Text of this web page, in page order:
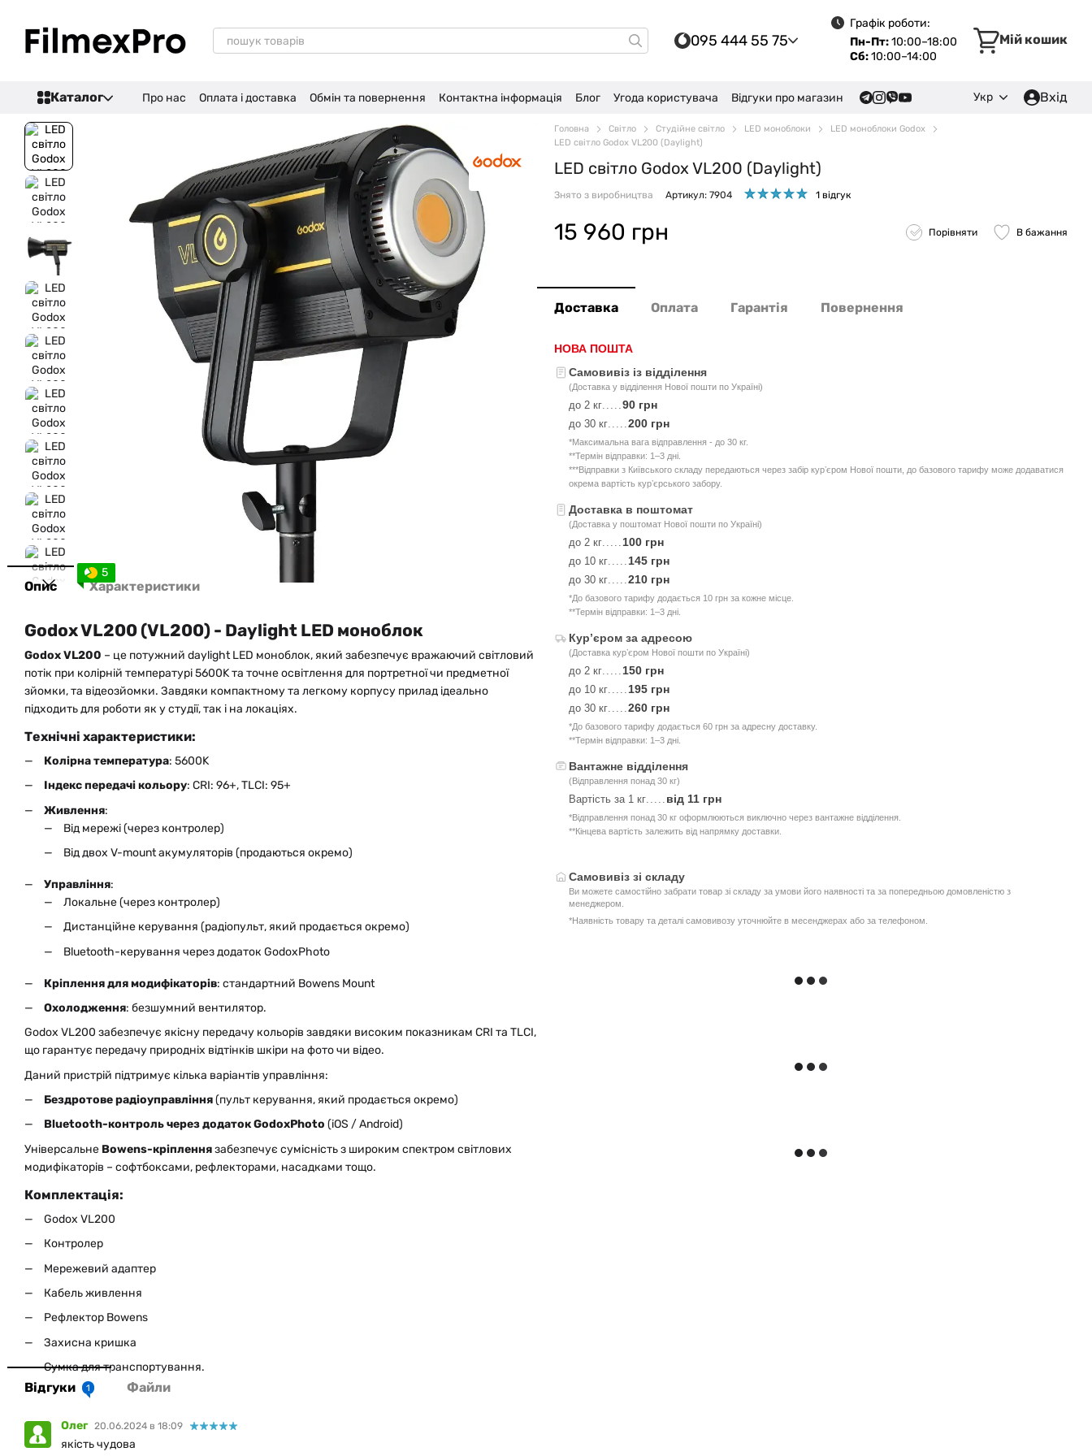
095 444 55 75
Графік роботи:
Пн-Пт:10:00–18:00
Сб:10:00–14:00
Мій кошик
Каталог Про нас Оплата і доставка Обмін та повернення Контактна інформація Блог Угода користувача Відгуки про магазин Укр Вхід
5
Опис Характеристики
Godox VL200 (VL200) - Daylight LED моноблок
Godox VL200 – це потужний daylight LED моноблок, який забезпечує вражаючий світловий
потік при колірній температурі 5600K та точне освітлення для портретної чи предметної
зйомки, та відеозйомки. Завдяки компактному та легкому корпусу прилад ідеально
підходить для роботи як у студії, так і на локаціях.
Технічні характеристики:
Колірна температура: 5600K
Індекс передачі кольору: CRI: 96+, TLCI: 95+
Живлення:
Від мережі (через контролер)
Від двох V-mount акумуляторів (продаються окремо)
Управління:
Локальне (через контролер)
Дистанційне керування (радіопульт, який продається окремо)
Bluetooth-керування через додаток GodoxPhoto
Кріплення для модифікаторів: стандартний Bowens Mount
Охолодження: безшумний вентилятор.
Godox VL200 забезпечує якісну передачу кольорів завдяки високим показникам CRI та TLCI,
що гарантує передачу природніх відтінків шкіри на фото чи відео.
Даний пристрій підтримує кілька варіантів управління:
Бездротове радіоуправління(пульт керування, який продається окремо)
Bluetooth-контроль через додаток GodoxPhoto (iOS / Android)
Універсальне Bowens-кріпленнязабезпечує сумісність з широким спектром світлових
модифікаторів – софтбоксами, рефлекторами, насадками тощо.
Комплектація:
Godox VL200
Контролер
Мережевий адаптер
Кабель живлення
Рефлектор Bowens
Захисна кришка
Сумка для транспортування.
Відгуки 1 Файли
Олег 20.06.2024 в 18:09
якість чудова
Головна Світло Студійне світло LED моноблоки
LED моноблоки Godox
LED світло Godox VL200 (Daylight)
LED світло Godox VL200 (Daylight)
Знято з виробництва Артикул: 7904 1 відгук
15 960 грн Порівняти В бажання
Доставка Оплата Гарантія Повернення
НОВА ПОШТА
Самовивіз із відділення
(Доставка у відділення Нової пошти по Україні)
до 2 кг.....90 грн
до 30 кг.....200 грн
*Максимальна вага відправлення - до 30 кг.
**Термін відправки: 1–3 дні.
***Відправки з Київського складу передаються через забір курʼєром Нової пошти, до базового тарифу може додаватися
окрема вартість курʼєрського забору.
Доставка в поштомат
(Доставка у поштомат Нової пошти по Україні)
до 2 кг..... 100 грн
до 10 кг..... 145 грн
до 30 кг.....210 грн
*До базового тарифу додається 10 грн за кожне місце.
**Термін відправки: 1–3 дні.
Курʼєром за адресою
(Доставка курʼєром Нової пошти по Україні)
до 2 кг..... 150 грн
до 10 кг..... 195 грн
до 30 кг.....260 грн
*До базового тарифу додається 60 грн за адресну доставку.
**Термін відправки: 1–3 дні.
Вантажне відділення
(Відправлення понад 30 кг)
Вартість за 1 кг..... від 11 грн
*Відправлення понад 30 кг оформлюються виключно через вантажне відділення.
**Кінцева вартість залежить від напрямку доставки.
Самовивіз зі складу
Ви можете самостійно забрати товар зі складу за умови його наявності та за попередньою домовленістю з
менеджером.
*Наявність товару та деталі самовивозу уточнюйте в месенджерах або за телефоном.